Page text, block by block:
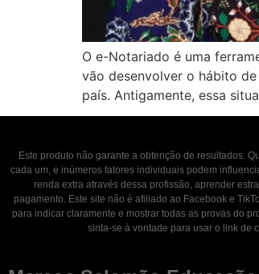
O e-Notariado é uma
vão desenvolver o hábito
país. Antigamente, essa
Este produto não garante a obtenção de resultados.
cada um, e inúmeros fatores individuais podem
renda extra através dessa profissão, aprender
pagamento. Este site não é afiliado ao Facebook e
para indicar claramente e mostrar todas as provas do
sinta-se à vontade para usar o link de